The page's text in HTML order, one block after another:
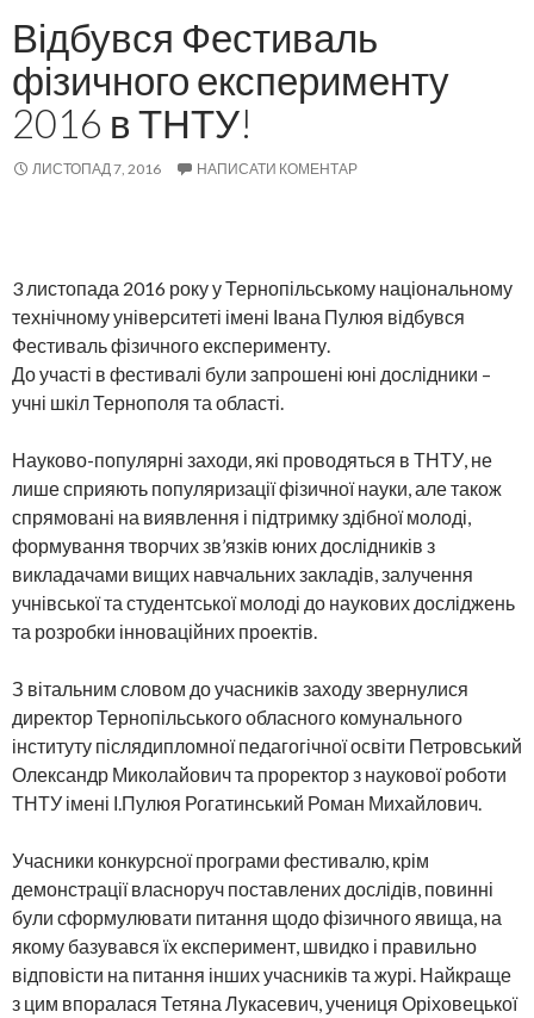
Відбувся Фестиваль
фізичного експерименту
2016 в ТНТУ!
ЛИСТОПАД 7, 2016 НАПИСАТИ КОМЕНТАР
3 листопада 2016 року у Тернопільському національному
технічному університеті імені Івана Пулюя відбувся
Фестиваль фізичного експерименту.
До участі в фестивалі були запрошені юні дослідники –
учні шкіл Тернополя та області.
Науково-популярні заходи, які проводяться в ТНТУ, не
лише сприяють популяризації фізичної науки, але також
спрямовані на виявлення і підтримку здібної молоді,
формування творчих зв’язків юних дослідників з
викладачами вищих навчальних закладів, залучення
учнівської та студентської молоді до наукових досліджень
та розробки інноваційних проектів.
З вітальним словом до учасників заходу звернулися
директор Тернопільського обласного комунального
інституту післядипломної педагогічної освіти Петровський
Олександр Миколайович та проректор з наукової роботи
ТНТУ імені І.Пулюя Рогатинський Роман Михайлович.
Учасники конкурсної програми фестивалю, крім
демонстрації власноруч поставлених дослідів, повинні
були сформулювати питання щодо фізичного явища, на
якому базувався їх експеримент, швидко і правильно
відповісти на питання інших учасників та журі. Найкраще
з цим впоралася Тетяна Лукасевич, учениця Оріховецької